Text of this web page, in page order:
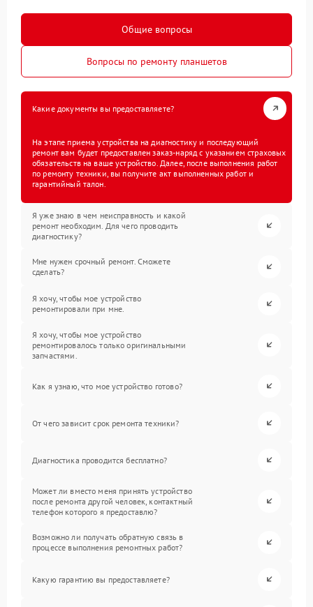
Общие вопросы
Вопросы по ремонту планшетов
Какие документы вы предоставляете?
На этапе приема устройства на диагностику и последующий
ремонт вам будет предоставлен заказ-наряд с указанием страховых
обязательств на ваше устройство. Далее, после выполнения работ
по ремонту техники, вы получите акт выполненных работ и
гарантийный талон.
Я уже знаю в чем неисправность и какой
ремонт необходим. Для чего проводить
диагностику?
Мне нужен срочный ремонт. Сможете
сделать?
Я хочу, чтобы мое устройство
ремонтировали при мне.
Я хочу, чтобы мое устройство
ремонтировалось только оригинальными
запчастями.
Как я узнаю, что мое устройство готово?
От чего зависит срок ремонта техники?
Диагностика проводится бесплатно?
Может ли вместо меня принять устройство
после ремонта другой человек, контактный
телефон которого я предоставлю?
Возможно ли получать обратную связь в
процессе выполнения ремонтных работ?
Какую гарантию вы предоставляете?